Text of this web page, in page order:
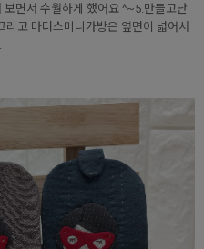
면서 수월하게 했어요 ^~5.만들고난
고 마더스미니가방은 옆면이 넓어서